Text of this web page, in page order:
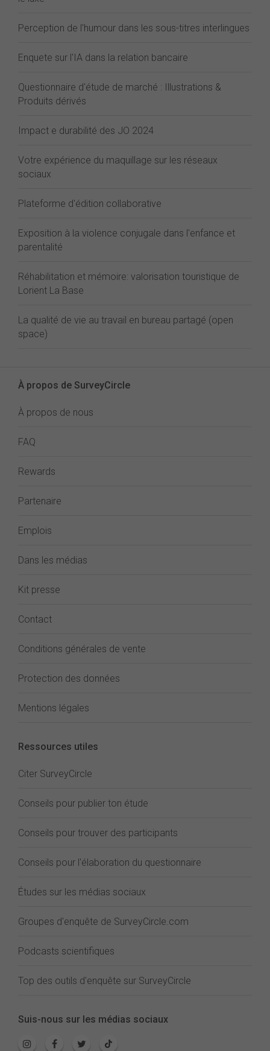
Perception de l'humour dans les sous-titres interlingues
Enquete sur l'IA dans la relation bancaire
Questionnaire d'étude de marché : Illustrations &
Produits dérivés
Impact e durabilité des JO 2024
Votre expérience du maquillage sur les réseaux
sociaux
Plateforme d'édition collaborative
Exposition à la violence conjugale dans l'enfance et
parentalité
Réhabilitation et mémoire: valorisation touristique de
Lorient La Base
La qualité de vie au travail en bureau partagé (open
space)
À propos de SurveyCircle
À propos de nous
FAQ
Rewards
Partenaire
Emplois
Dans les médias
Kit presse
Contact
Conditions générales de vente
Protection des données
Mentions légales
Ressources utiles
Citer SurveyCircle
Conseils pour publier ton étude
Conseils pour trouver des participants
Conseils pour l'élaboration du questionnaire
Études sur les médias sociaux
Groupes d'enquête de SurveyCircle.com
Podcasts scientifiques
Top des outils d'enquête sur SurveyCircle
Suis-nous sur les médias sociaux